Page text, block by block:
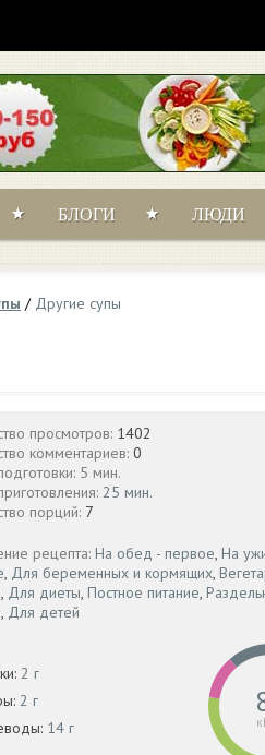
БЛОГИ ЛЮДИ
/ Другие супы
просмотров: 1402
комментариев: 0
5 мин.
25 мин.
порций: 7
рецепта: На обед - первое, На
, Для беременных и кормящих,
, Для диеты, Постное питание,
, Для детей
2 г
2 г
14 г